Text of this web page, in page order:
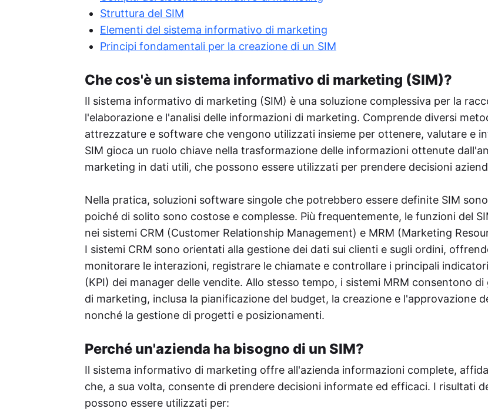
dal tuo sito web sui social network tramite RSS,
aumentando la portata del pubblico.
dalla generazione di idee e creazione di piani di
contenuto alla scrittura di testi e analisi dei dati.
Struttura del SIM
Elementi del sistema informativo di marketing
Principi fondamentali per la creazione di un SIM
Che cos'è un sistema informativo di marketing (SIM)?
Il sistema informativo di marketing (SIM) è una soluzione complessiva per la
l'elaborazione e l'analisi delle informazioni di marketing. Comprende diversi
attrezzature e software che vengono utilizzati insieme per ottenere, valutare e
SIM gioca un ruolo chiave nella trasformazione delle informazioni ottenute
marketing in dati utili, che possono essere utilizzati per prendere decisioni
Nella pratica, soluzioni software singole che potrebbero essere definite SIM
poiché di solito sono costose e complesse. Più frequentemente, le funzioni del
nei sistemi CRM (Customer Relationship Management) e MRM (Marketing
I sistemi CRM sono orientati alla gestione dei dati sui clienti e sugli ordini,
monitorare le interazioni, registrare le chiamate e controllare i principali
(KPI) dei manager delle vendite. Allo stesso tempo, i sistemi MRM consentono di
di marketing, inclusa la pianificazione del budget, la creazione e l'approvazione
nonché la gestione di progetti e posizionamenti.
Perché un'azienda ha bisogno di un SIM?
Il sistema informativo di marketing offre all'azienda informazioni complete,
che, a sua volta, consente di prendere decisioni informate ed efficaci. I risultati
possono essere utilizzati per: